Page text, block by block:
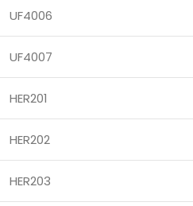
UF4006
UF4007
HER201
HER202
HER203